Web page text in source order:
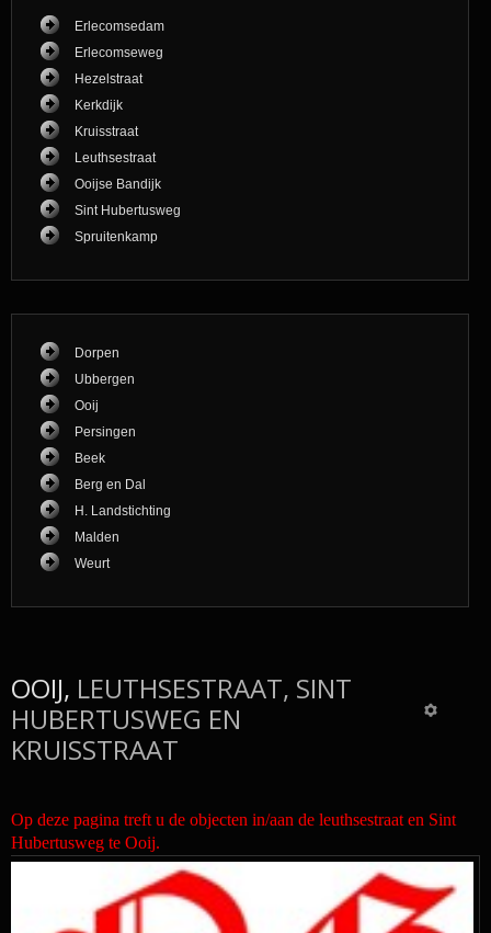
Erlecomsedam
Erlecomseweg
Hezelstraat
Kerkdijk
Kruisstraat
Leuthsestraat
Ooijse Bandijk
Sint Hubertusweg
Spruitenkamp
Dorpen
Ubbergen
Ooij
Persingen
Beek
Berg en Dal
H. Landstichting
Malden
Weurt
OOIJ, LEUTHSESTRAAT, SINT
HUBERTUSWEG EN
KRUISSTRAAT
Op deze pagina treft u de objecten in/aan de leuthsestraat en Sint
Hubertusweg te Ooij.